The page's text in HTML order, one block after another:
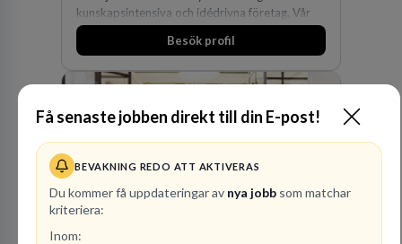
Få senaste jobben direkt till din E-post!
BEVAKNING REDO ATT AKTIVERAS
Du kommer få uppdateringar av nya jobb som matchar
kriteriera:
Inom:
kunskapsintensiva och idédrivna företag. Vår
expertis inom IP-tillgångar har gett oss en
marknadsledande position. Våra klienter väljer
skydda, utveckla och kommersialisera
Besök profil